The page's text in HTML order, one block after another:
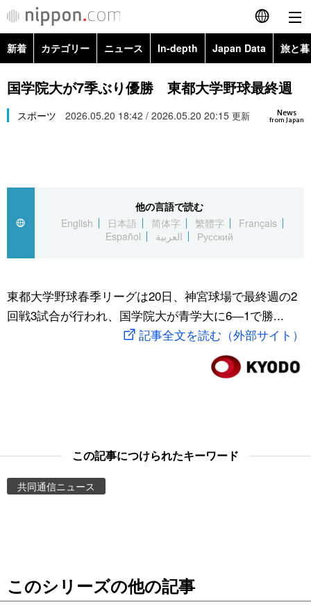
English
简体字
繁體字
العربية
社会
スポーツ・東京2020
旅と暮らし
Images
新着 カテゴリー ニュース In-depth Japan Data 旅と
政治・外交
経済・ビジネス
社会
文化
科学・技術
暮らし
Topics
Images
お知らせ
国学院大が7季ぶり優勝 東都大学野球最終週
News
from Japan
スポーツ 2026.05.20 18:42 / 2026.05.20 20:15 更新
他の言語で読む
English
日本語 简体字 繁體字
Français
Español
العربية Русский
東都大学野球春季リーグは20日、神宮球場で最終週の2
回戦3試合が行われ、国学院大が青学大に6―1で勝...
記事全文を読む（外部サイト）
この記事につけられたキーワード
共同通信ニュース
このシリーズの他の記事